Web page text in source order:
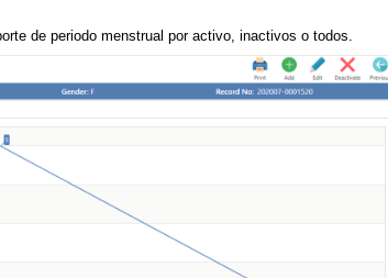
de periodo menstrual por activo, inactivos o todos.